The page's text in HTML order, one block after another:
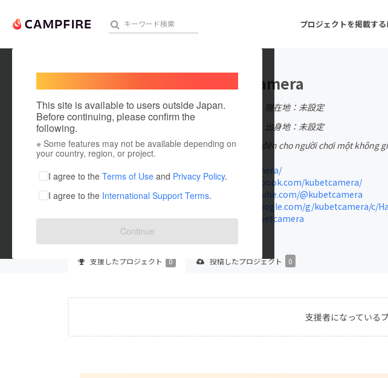
プロジェクトを掲載す
人気のプロジェクト 注目のリターン 注目の新着プロ
アート・写真 音楽
テクノロジー・ガジェット
映像・映画
書籍・雑誌出版
ビジネス・起業
チャレンジ
まちづくり・地域活性化
This site is available to users outside Japan.
Before continuing, please confirm the
following.
※ Some features may not be available depending on
your country, region, or project.
I agree to the Terms of Use and Privacy Policy.
I agree to the International Support Terms.
Continue
kubetcamera
在住国：日本
現在地：未設定
出身地：未設定
KUBET mang đến cho người chơi một không
kubet.camera/
www.facebook.com/kubetcamera/
www.youtube.com/@kubetcamera
groups.google.com/g/kubetcamera/c/
x.com/kubetcamera
支援したプロジェクト 0 投稿したプロジェクト 0
支援者になっている